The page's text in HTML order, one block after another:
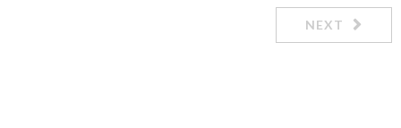
NEXT